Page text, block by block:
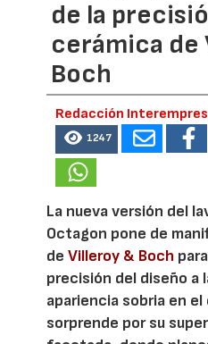
de la
cerámica de
Boch
Redacción
1247
La nueva versión del
Octagon pone de
deVilleroy & Boch
precisión del diseño a
apariencia sobria en
sorprende por su